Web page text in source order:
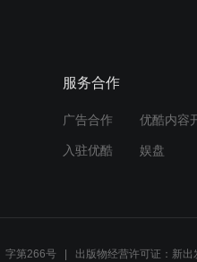
服务合作
广告合作 优酷内容
入驻优酷 娱盘
字第266号 出版物经营许可证：新